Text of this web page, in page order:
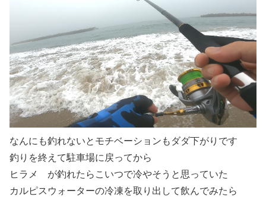
なんにも釣れないとモチベーションもダダ下がりです
釣りを終えて駐車場に戻ってから
ヒラメ が釣れたらこいつで冷やそうと思っていた
カルピスウォーターの冷凍を取り出して飲んでみたら